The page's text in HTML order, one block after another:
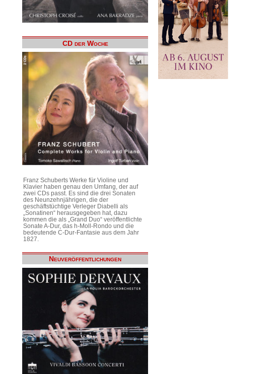
CD der Woche
Franz Schuberts Werke für Violine und
Klavier haben genau den Umfang, der auf
zwei CDs passt. Es sind die drei Sonaten
des Neunzehnjährigen, die der
geschäftstüchtige Verleger Diabelli als
„Sonatinen“ herausgegeben hat, dazu
kommen die als „Grand Duo“ veröffentlichte
Sonate A-Dur, das h-Moll-Rondo und die
bedeutende C-Dur-Fantasie aus dem Jahr
1827.
Neuveröffentlichungen